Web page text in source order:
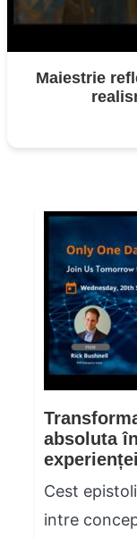
Maiestrie
absoluta
Cest
intre